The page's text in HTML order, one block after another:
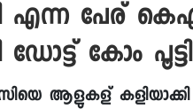
പേര്
കോം
ആളുകള് കളിയാക്കി